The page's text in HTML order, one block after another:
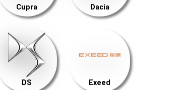
Cupra Dacia
DS Exeed